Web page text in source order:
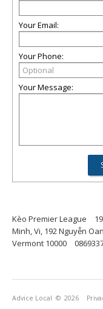
Your Email:
Your Phone:
Your Message:
Kèo Premier League
Minh, Vi, 192 Nguyễn
Vermont 10000
Advice Local © 2026